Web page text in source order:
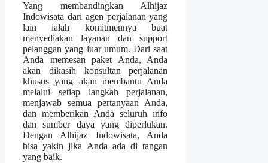
Yang membandingkan Alhijaz
Indowisata dari agen perjalanan yang
lain ialah komitmennya buat
menyediakan layanan dan support
pelanggan yang luar umum. Dari saat
Anda memesan paket Anda, Anda
akan dikasih konsultan perjalanan
khusus yang akan membantu Anda
melalui setiap langkah perjalanan,
menjawab semua pertanyaan Anda,
dan memberikan Anda seluruh info
dan sumber daya yang diperlukan.
Dengan Alhijaz Indowisata, Anda
bisa yakin jika Anda ada di tangan
yang baik.